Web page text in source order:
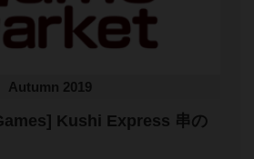
Autumn 2019
Kushi Express 串の